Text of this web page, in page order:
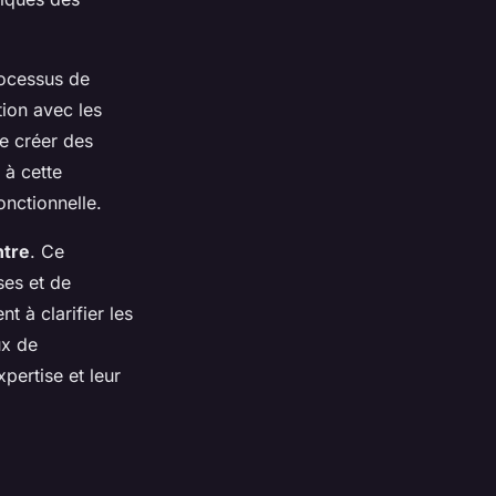
de
avec les
créer des
à cette
. Ce
et de
à clarifier les
de
et leur